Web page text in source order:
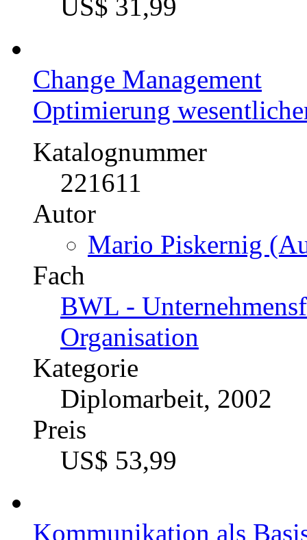
HTL-Lehrer/innen im
Konfliktfelder
Schulalltag?
Katalognummer
228747
Autor
Daniel Passweg
Fach
Soziale Arbeit /
Kategorie
Masterarbeit, 2011
Preis